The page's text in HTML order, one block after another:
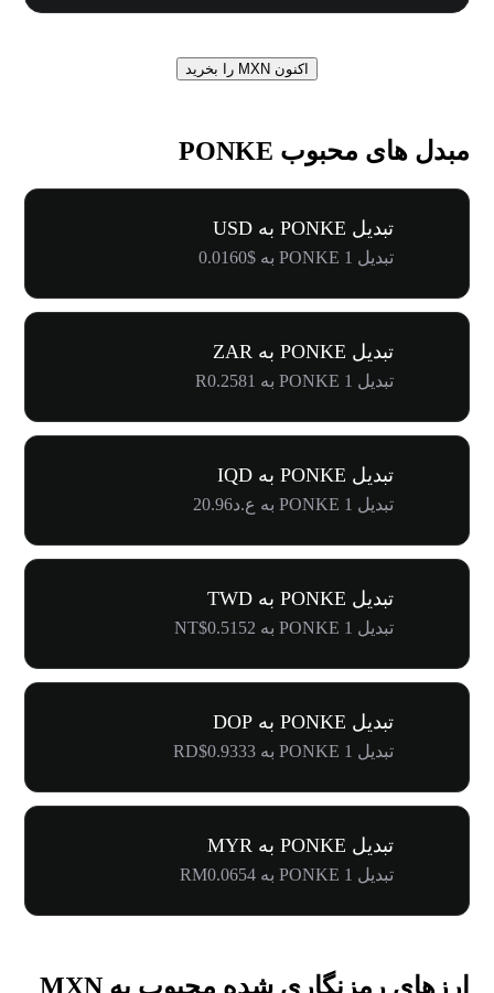
اکنون MXN را بخرید
مبدل های محبوب PONKE
تبدیل PONKE به USD
تبدیل 1 PONKE به $0.0160
تبدیل PONKE به ZAR
تبدیل 1 PONKE به R0.2581
تبدیل PONKE به IQD
تبدیل 1 PONKE به ع.د20.96
تبدیل PONKE به TWD
تبدیل 1 PONKE به NT$0.5152
تبدیل PONKE به DOP
تبدیل 1 PONKE به RD$0.9333
تبدیل PONKE به MYR
تبدیل 1 PONKE به RM0.0654
ارزهای رمزنگاری شده محبوب به MXN